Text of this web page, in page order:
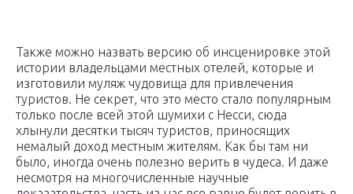
Также можно назвать версию об инсценировке этой
истории владельцами местных отелей, которые и
изготовили муляж чудовища для привлечения
туристов. Не секрет, что это место стало популярным
только после всей этой шумихи с Несси, сюда
хлынули десятки тысяч туристов, приносящих
немалый доход местным жителям. Как бы там ни
было, иногда очень полезно верить в чудеса. И даже
несмотря на многочисленные научные